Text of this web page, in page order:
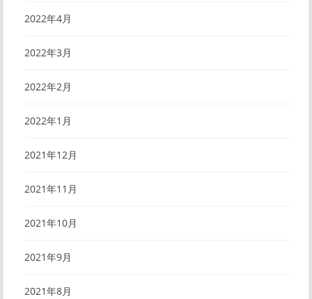
2022年4月
2022年3月
2022年2月
2022年1月
2021年12月
2021年11月
2021年10月
2021年9月
2021年8月